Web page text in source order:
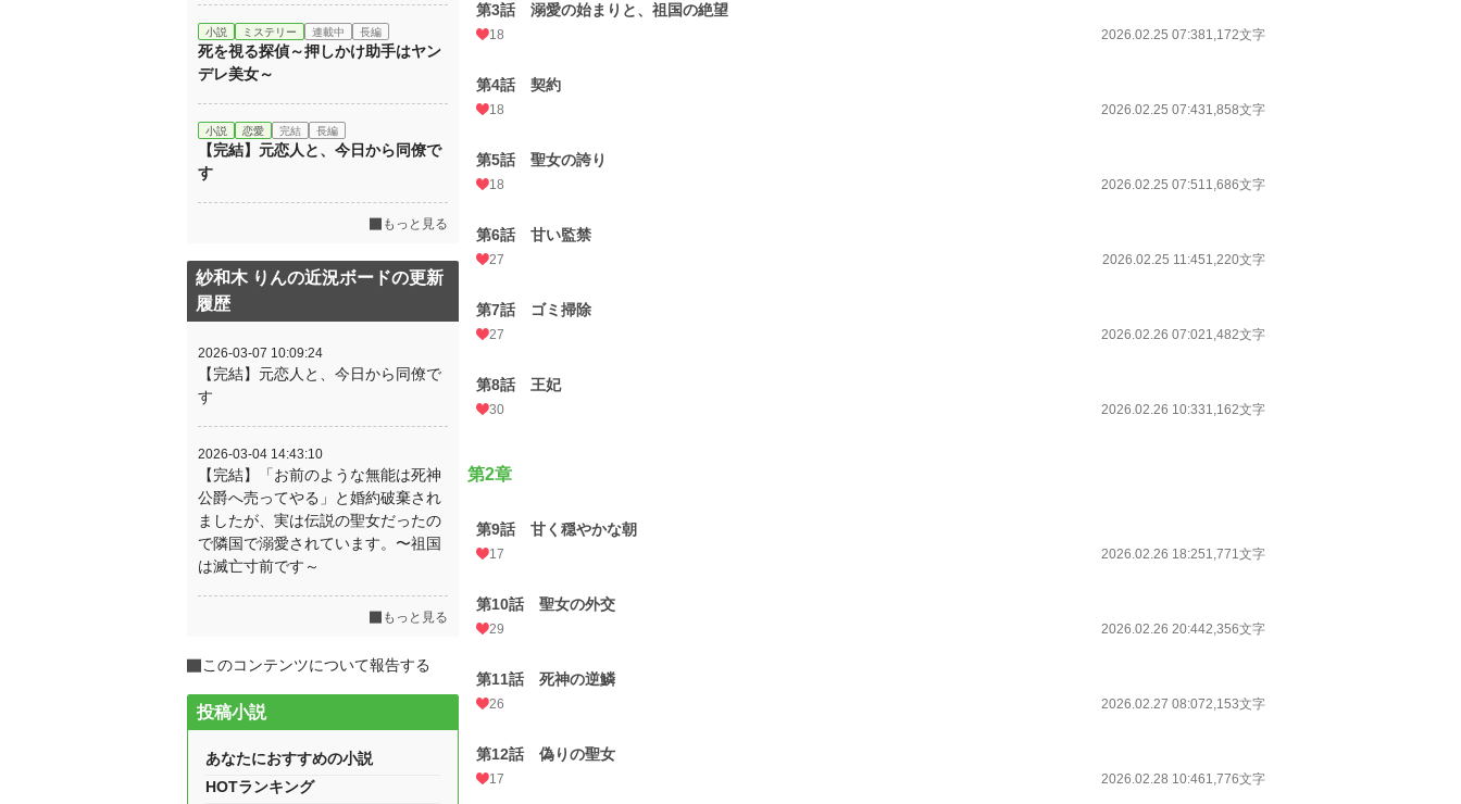
第3話 溺愛の始まりと、祖国の絶望
18 2026.02.25 07:381,172文字
第4話 契約
18 2026.02.25 07:431,858文字
第5話 聖女の誇り
18 2026.02.25 07:511,686文字
第6話 甘い監禁
27 2026.02.25 11:451,220文字
第7話 ゴミ掃除
27 2026.02.26 07:021,482文字
第8話 王妃
30 2026.02.26 10:331,162文字
第2章
第9話 甘く穏やかな朝
17 2026.02.26 18:251,771文字
第10話 聖女の外交
29 2026.02.26 20:442,356文字
第11話 死神の逆鱗
26 2026.02.27 08:072,153文字
第12話 偽りの聖女
17 2026.02.28 10:461,776文字
小説 ミステリー 連載中 長編
死を視る探偵～押しかけ助手はヤン
デレ美女～
小説 恋愛 完結 長編
【完結】元恋人と、今日から同僚で
す
もっと見る
紗和木 りんの近況ボードの更新
履歴
2026-03-07 10:09:24
【完結】元恋人と、今日から同僚で
す
2026-03-04 14:43:10
【完結】「お前のような無能は死神
公爵へ売ってやる」と婚約破棄され
ましたが、実は伝説の聖女だったの
で隣国で溺愛されています。〜祖国
は滅亡寸前です～
もっと見る
このコンテンツについて報告する
投稿小説
あなたにおすすめの小説
HOTランキング